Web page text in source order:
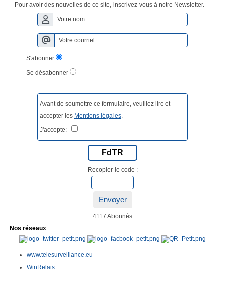
Pour avoir des nouvelles de ce site, inscrivez-vous à notre Newsletter.
S'abonner
Se désabonner
Avant de soumettre ce formulaire, veuillez lire et
accepter les Mentions légales
J'accepte:
FdTR
Recopier le code :
Envoyer
4117 Abonnés
Nos réseaux
www.telesurveillance.eu
WinRelais